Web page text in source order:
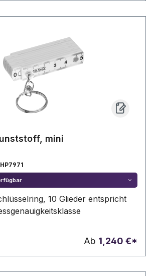
mini
HP7971
10 Glieder entspricht
Ab 1,240 €*